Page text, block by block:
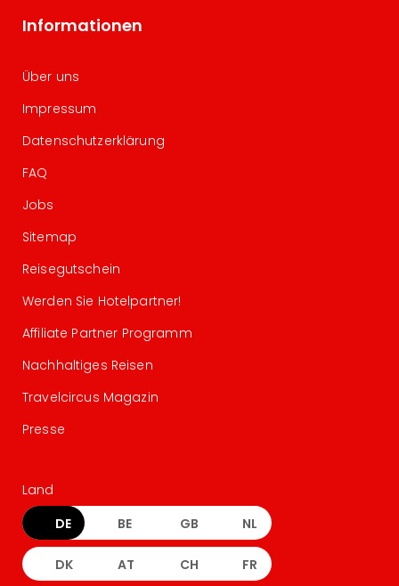
Informationen
Über uns
Impressum
Datenschutzerklärung
FAQ
Jobs
Sitemap
Reisegutschein
Werden Sie Hotelpartner!
Affiliate Partner Programm
Nachhaltiges Reisen
Travelcircus Magazin
Presse
Land
DE BE GB NL
DK AT CH FR